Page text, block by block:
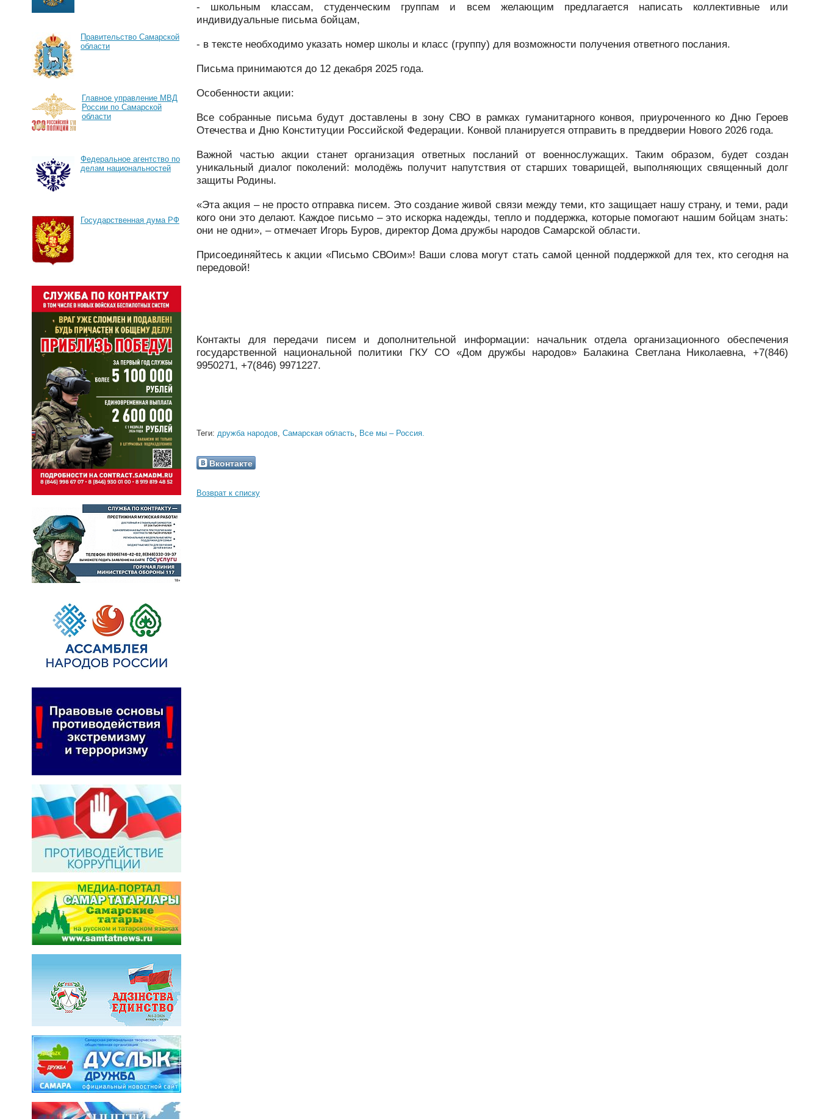
Правительство Самарской
области
Главное управление МВД
России по Самарской
области
Федеральное агентство по
делам национальностей
Государственная дума РФ
- школьным классам, студенческим группам и всем желающим предлагается написать коллективные или
индивидуальные письма бойцам,
- в тексте необходимо указать номер школы и класс (группу) для возможности получения ответного послания.
Письма принимаются до 12 декабря 2025 года.
Особенности акции:
Все собранные письма будут доставлены в зону СВО в рамках гуманитарного конвоя, приуроченного ко Дню Героев
Отечества и Дню Конституции Российской Федерации. Конвой планируется отправить в преддверии Нового 2026 года.
Важной частью акции станет организация ответных посланий от военнослужащих. Таким образом, будет создан
уникальный диалог поколений: молодёжь получит напутствия от старших товарищей, выполняющих священный долг
защиты Родины.
«Эта акция – не просто отправка писем. Это создание живой связи между теми, кто защищает нашу страну, и теми, ради
кого они это делают. Каждое письмо – это искорка надежды, тепло и поддержка, которые помогают нашим бойцам знать:
они не одни», – отмечает Игорь Буров, директор Дома дружбы народов Самарской области.
Присоединяйтесь к акции «Письмо СВОим»! Ваши слова могут стать самой ценной поддержкой для тех, кто сегодня на
передовой!
Контакты для передачи писем и дополнительной информации: начальник отдела организационного обеспечения
государственной национальной политики ГКУ СО «Дом дружбы народов» Балакина Светлана Николаевна, +7(846)
9950271, +7(846) 9971227.
Теги: дружба народов, Самарская область, Все мы – Россия.
Вконтакте
Возврат к списку